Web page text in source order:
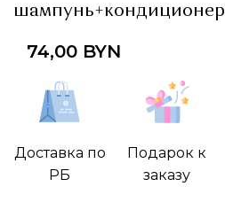
шампунь+кондиционер
74,00 BYN
Доставка по
РБ
Подарок к
заказу